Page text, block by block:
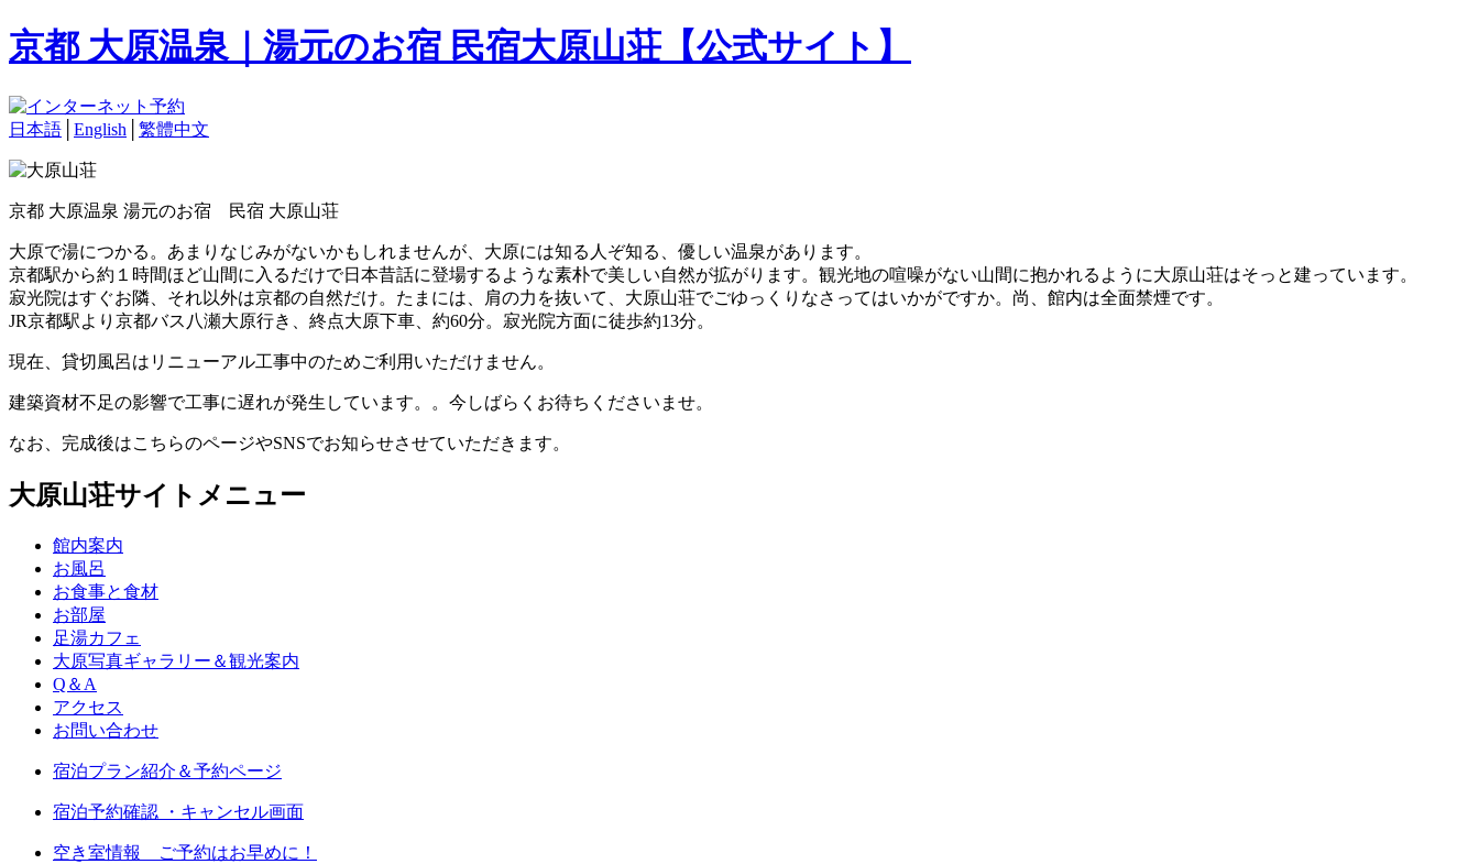
京都 大原温泉｜湯元のお宿 民宿大原山荘【公式サイト】
日本語 English 繁體中文
京都 大原温泉 湯元のお宿 民宿 大原山荘
大原で湯につかる。あまりなじみがないかもしれませんが、大原には知る人ぞ知る、優しい温泉があります。
京都駅から約１時間ほど山間に入るだけで日本昔話に登場するような素朴で美しい自然が拡がります。観光地の喧噪がない山間に抱かれるように大原山荘はそっと建っています。
寂光院はすぐお隣、それ以外は京都の自然だけ。たまには、肩の力を抜いて、大原山荘でごゆっくりなさってはいかがですか。尚、館内は全面禁煙です。
JR京都駅より京都バス八瀬大原行き、終点大原下車、約60分。寂光院方面に徒歩約13分。
現在、貸切風呂はリニューアル工事中のためご利用いただけません。
建築資材不足の影響で工事に遅れが発生しています。。今しばらくお待ちくださいませ。
なお、完成後はこちらのページやSNSでお知らせさせていただきます。
大原山荘サイトメニュー
館内案内
お風呂
お食事と食材
お部屋
足湯カフェ
大原写真ギャラリー＆観光案内
Q＆A
アクセス
お問い合わせ
宿泊プラン紹介＆予約ページ
宿泊予約確認 ・キャンセル画面
空き室情報 ご予約はお早めに！